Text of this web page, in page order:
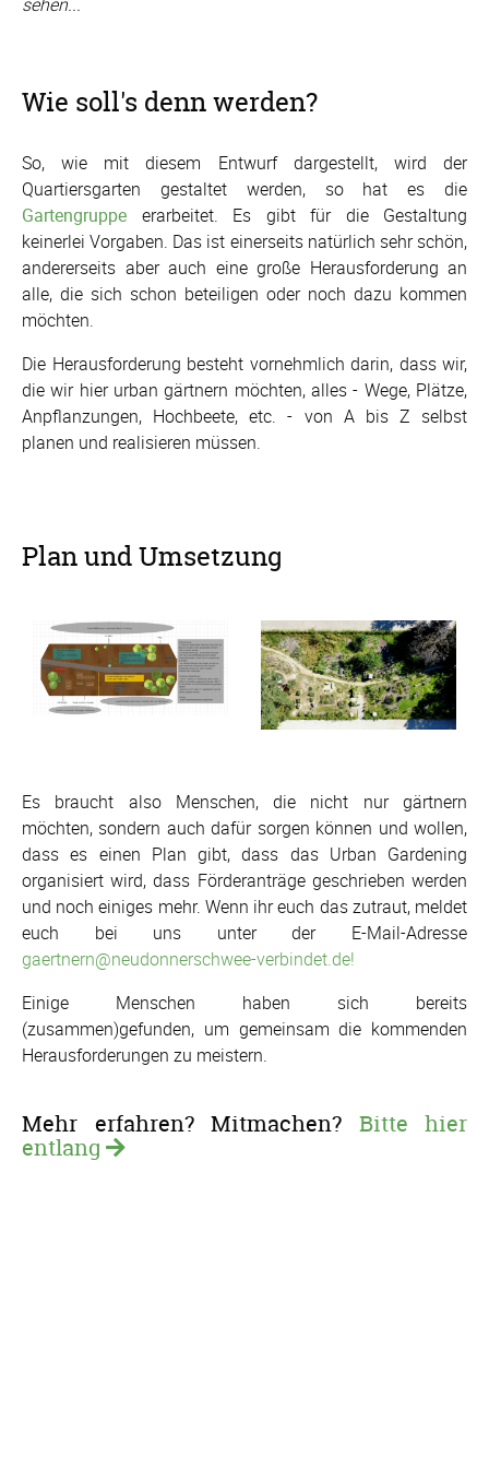
Wie soll's denn werden?
So, wie mit diesem Entwurf dargestellt, wird der
Quartiersgarten gestaltet werden, so hat es die
Gartengruppe
erarbeitet. Es gibt für die Gestaltung
keinerlei Vorgaben. Das ist einerseits natürlich sehr schön,
andererseits aber auch eine große Herausforderung an
alle, die sich schon beteiligen oder noch dazu kommen
möchten.
Die Herausforderung besteht vornehmlich darin, dass wir,
die wir hier urban gärtnern möchten, alles - Wege, Plätze,
Anpflanzungen, Hochbeete, etc. - von A bis Z selbst
planen und realisieren müssen.
Plan und Umsetzung
Es braucht also Menschen, die nicht nur gärtnern
möchten, sondern auch dafür sorgen können und wollen,
dass es einen Plan gibt, dass das Urban Gardening
organisiert wird, dass Förderanträge geschrieben werden
und noch einiges mehr. Wenn ihr euch das zutraut, meldet
euch bei uns unter der E-Mail-Adresse
gaertnern@neudonnerschwee-verbindet.de!
Einige Menschen haben sich bereits
(zusammen)gefunden, um gemeinsam die kommenden
Herausforderungen zu meistern.
Mehr erfahren? Mitmachen? Bitte hier
entlang